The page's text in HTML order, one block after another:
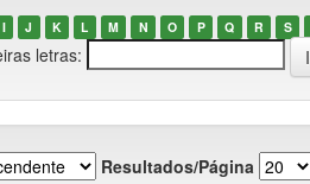
I J K L M N O P Q R S
letras:
Resultados/Página